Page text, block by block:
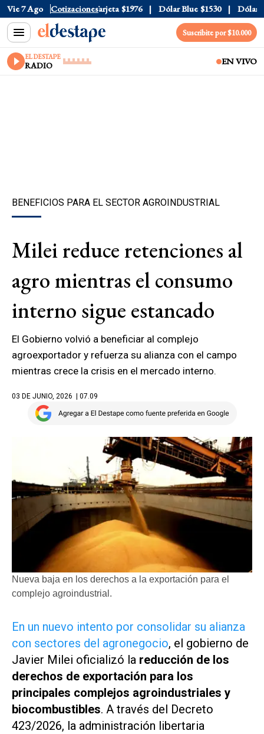
Vie 7 Ago Cotizaciones
$1520 Dólar Tarjeta $1976 Dólar Blue $1530 Dólar
Suscribite por $10.000
EL DESTAPE
RADIO EN VIVO
BENEFICIOS PARA EL SECTOR AGROINDUSTRIAL
Milei reduce retenciones al
agro mientras el consumo
interno sigue estancado
El Gobierno volvió a beneficiar al complejo
agroexportador y refuerza su alianza con el campo
mientras crece la crisis en el mercado interno.
03 DE JUNIO, 2026 | 07.09
Nueva baja en los derechos a la exportación para el
complejo agroindustrial.
En un nuevo intento por consolidar su alianza
con sectores del agronegocio, el gobierno de
Javier Milei oficializó la reducción de los
derechos de exportación para los
principales complejos agroindustriales y
biocombustibles. A través del Decreto
423/2026, la administración libertaria